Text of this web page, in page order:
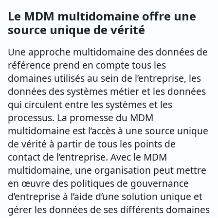
Le MDM multidomaine offre une
source unique de vérité
Une approche multidomaine des données de
référence prend en compte tous les
domaines utilisés au sein de l’entreprise, les
données des systèmes métier et les données
qui circulent entre les systèmes et les
processus. La promesse du MDM
multidomaine est l’accès à une source unique
de vérité à partir de tous les points de
contact de l’entreprise. Avec le MDM
multidomaine, une organisation peut mettre
en œuvre des politiques de gouvernance
d’entreprise à l’aide d’une solution unique et
gérer les données de ses différents domaines